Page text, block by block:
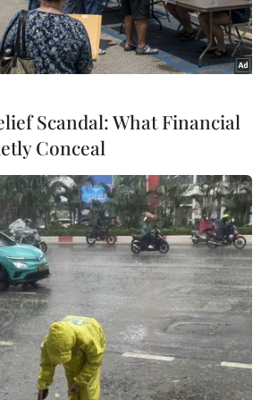
Gershkovich.(Nguồn: BBC)
ở thủ đô Moskva (Nga)
tạm giam 2 tháng đối với nhà
vì nghi ngờ làm gián
nêu rõ ông Gershkovich,
The Wall Street Journal, bị
Scandal: What Financial
Conceal